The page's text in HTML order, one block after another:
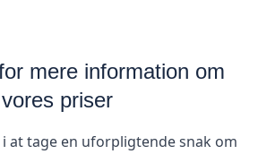
mere information om
vores priser
at tage en uforpligtende snak om